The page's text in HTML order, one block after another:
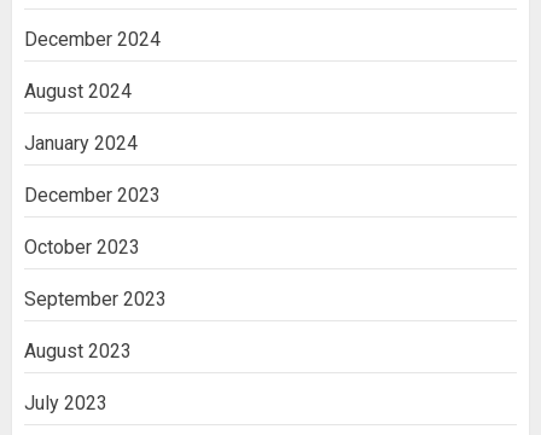
December 2024
August 2024
January 2024
December 2023
October 2023
September 2023
August 2023
July 2023